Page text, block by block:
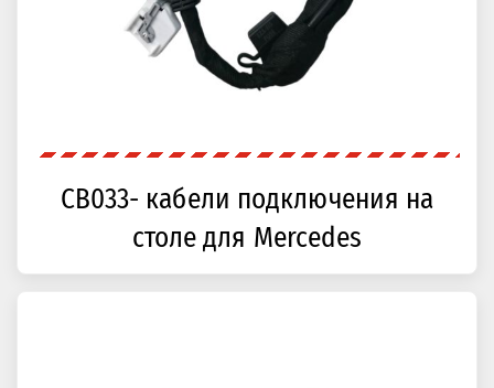
CB033- кабели подключения на
столе для Mercedes